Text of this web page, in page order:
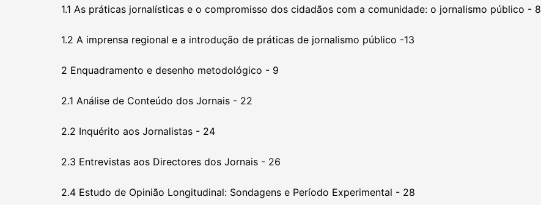
1.1 As práticas jornalísticas e o compromisso dos cidadãos com a comunidade: o jornalismo público - 8
1.2 A imprensa regional e a introdução de práticas de jornalismo público -13
2 Enquadramento e desenho metodológico - 9
2.1 Análise de Conteúdo dos Jornais - 22
2.2 Inquérito aos Jornalistas - 24
2.3 Entrevistas aos Directores dos Jornais - 26
2.4 Estudo de Opinião Longitudinal: Sondagens e Período Experimental - 28